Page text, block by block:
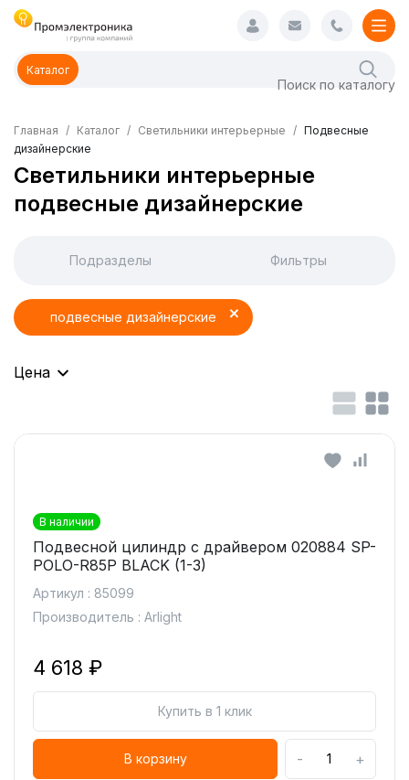
Каталог
Главная Каталог Светильники интерьерные
Подвесные
дизайнерские
Светильники интерьерные
подвесные дизайнерские
Подразделы Фильтры
подвесные дизайнерские
Цена
В наличии
Подвесной цилиндр с драйвером 020884 SP-
POLO-R85P BLACK (1-3)
Артикул : 85099
Производитель : Arlight
4 618 ₽
Купить в 1 клик
В корзину - +